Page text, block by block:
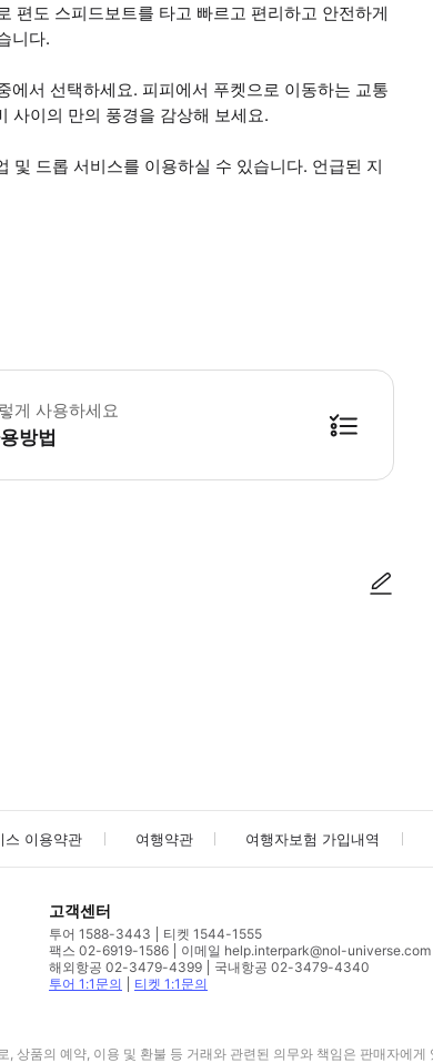
편도 스피드보트를 타고 빠르고 편리하고 안전하게
니다.
서 선택하세요. 피피에서 푸켓으로 이동하는 교통
사이의 만의 풍경을 감상해 보세요.
및 드롭 서비스를 이용하실 수 있습니다. 언급된 지
상 조건으로 인한 운항 차질은 출발 시간과 기간에 영향을 미
게 사용하세요
방법
스 이용약관 여행약관 여행자보험 가입내역
고객센터
투어 1588-3443
티켓 1544-1555
팩스 02-6919-1586
이메일 help.interpark@nol-universe.com
해외항공 02-3479-4399
국내항공 02-3479-4340
투어 1:1문의
티켓 1:1문의
상품의 예약, 이용 및 환불 등 거래와 관련된 의무와 책임은 판매자에게